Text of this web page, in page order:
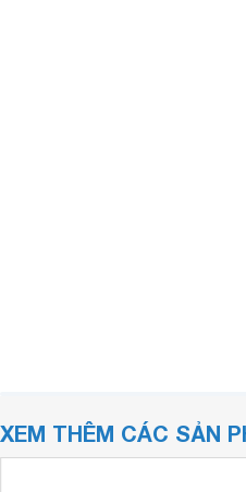
XEM THÊM CÁC SẢN